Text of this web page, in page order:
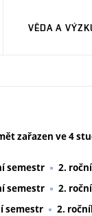
VĚDA A
zařazen ve 4
semestr
2.
semestr
2.
semestr
2.